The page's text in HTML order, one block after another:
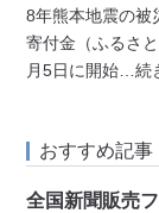
8年熊本地震の被
寄付金（ふるさ
月5日に開始 …続
おすすめ記事
全国新聞販売